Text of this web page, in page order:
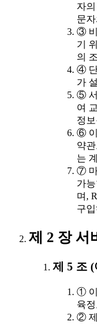
자
문
③ 비
기
의
④ 단
가
⑤ 서
여
정
⑥ 이
약
는
⑦ 마
가
며,
구
제 2 장 서
제 5 조
① 이
육
② 제